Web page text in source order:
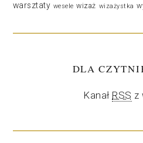
warsztaty wesele wizaż wizażystka
DLA
Kanał RSS z